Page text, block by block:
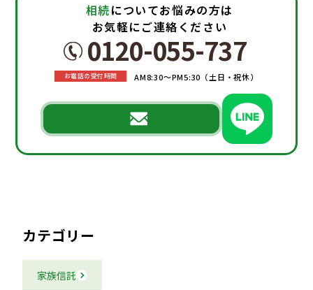
相続についてお悩みの方は
お気軽にご連絡ください
0120-055-737
お電話の受付時間 AM8:30～PM5:30（土日・祝休）
カテゴリー
家族信託